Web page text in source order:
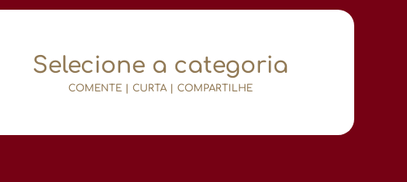
Selecione a categoria
COMENTE | CURTA | COMPARTILHE